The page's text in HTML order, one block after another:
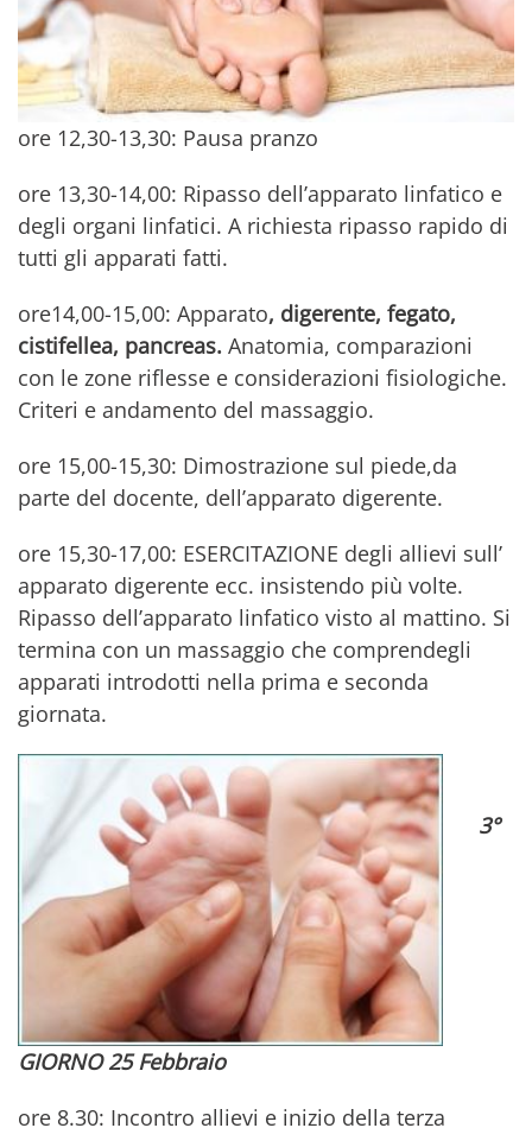
ore 12,30-13,30: Pausa pranzo
ore 13,30-14,00: Ripasso dell’apparato linfatico e
degli organi linfatici. A richiesta ripasso rapido di
tutti gli apparati fatti.
ore14,00-15,00: Apparato, digerente, fegato,
cistifellea, pancreas. Anatomia, comparazioni
con le zone riflesse e considerazioni fisiologiche.
Criteri e andamento del massaggio.
ore 15,00-15,30: Dimostrazione sul piede,da
parte del docente, dell’apparato digerente.
ore 15,30-17,00: ESERCITAZIONE degli allievi sull’
apparato digerente ecc. insistendo più volte.
Ripasso dell’apparato linfatico visto al mattino. Si
termina con un massaggio che comprendegli
apparati introdotti nella prima e seconda
giornata.
3°
GIORNO 25 Febbraio
ore 8.30: Incontro allievi e inizio della terza